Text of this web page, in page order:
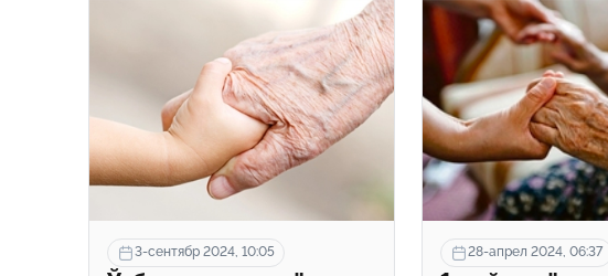
3-сентябр 2024, 10:05 28-апрел 2024, 06:37